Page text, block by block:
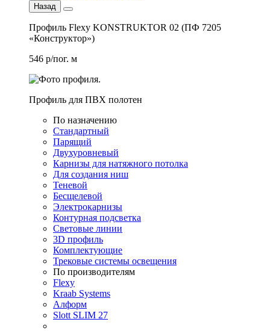
Назад
Профиль Flexy KONSTRUKTOR 02 (ПФ 7205
«Конструктор»)
546 р/пог. м
Профиль для ПВХ полотен
По назначению
Стандартный
Парящий
Двухуровневый
Карнизы для натяжного потолка
Для создания ниш
Теневой
Бесщелевой
Электрокарнизы
Контурная подсветка
Световые линии
3D профиль
Комплектующие
Трековые системы освещения
По производителям
Flexy
Kraab Systems
Алформ
Slott SLIM 27